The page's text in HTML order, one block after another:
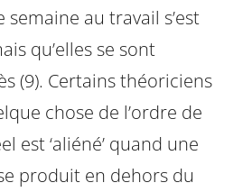
au travail s’est
qu’elles se sont
(9). Certains théoriciens
chose de l’ordre de
est ‘aliéné’ quand une
produit en dehors du